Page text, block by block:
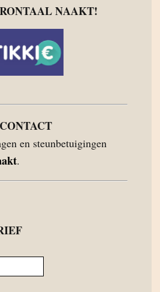
NAAKT!
CONTACT
en steunbetuigingen
.